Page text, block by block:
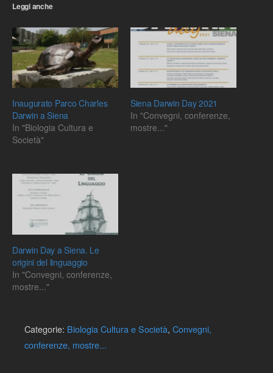
Leggi anche
Inaugurato Parco Charles
Darwin a Siena
In "Biologia Cultura e
Società"
Siena Darwin Day 2021
In "Convegni, conferenze,
mostre..."
Darwin Day a Siena. Le
origini del linguaggio
In "Convegni, conferenze,
mostre..."
Categorie: Biologia Cultura e Società, Convegni,
conferenze, mostre...